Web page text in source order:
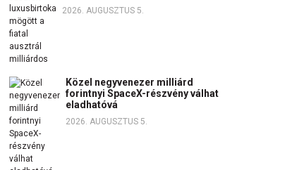
2026. AUGUSZTUS 5.
Közel negyvenezer milliárd
forintnyi SpaceX-részvény válhat
eladhatóvá
2026. AUGUSZTUS 5.